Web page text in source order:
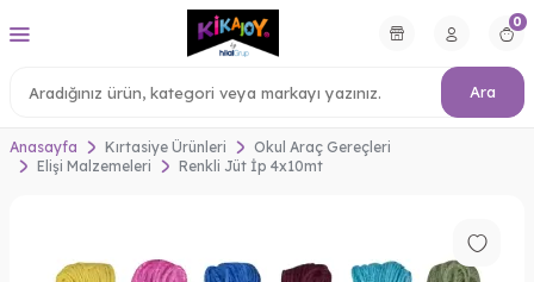
Ara
0
Anasayfa Kırtasiye Ürünleri
Okul Araç Gereçleri
Elişi Malzemeleri
Renkli Jüt İp 4x10mt